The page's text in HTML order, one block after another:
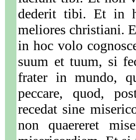
dederit tibi. Et in
meliores christiani.
in hoc volo
suum et tuum, si
frater in mundo,
peccare, quod,
recedat sine
non quaereret